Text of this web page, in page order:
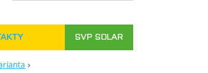
SVP SOLAR